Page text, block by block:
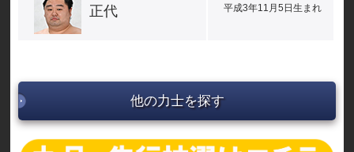
正代 平成3年11月5日生まれ
他の力士を探す